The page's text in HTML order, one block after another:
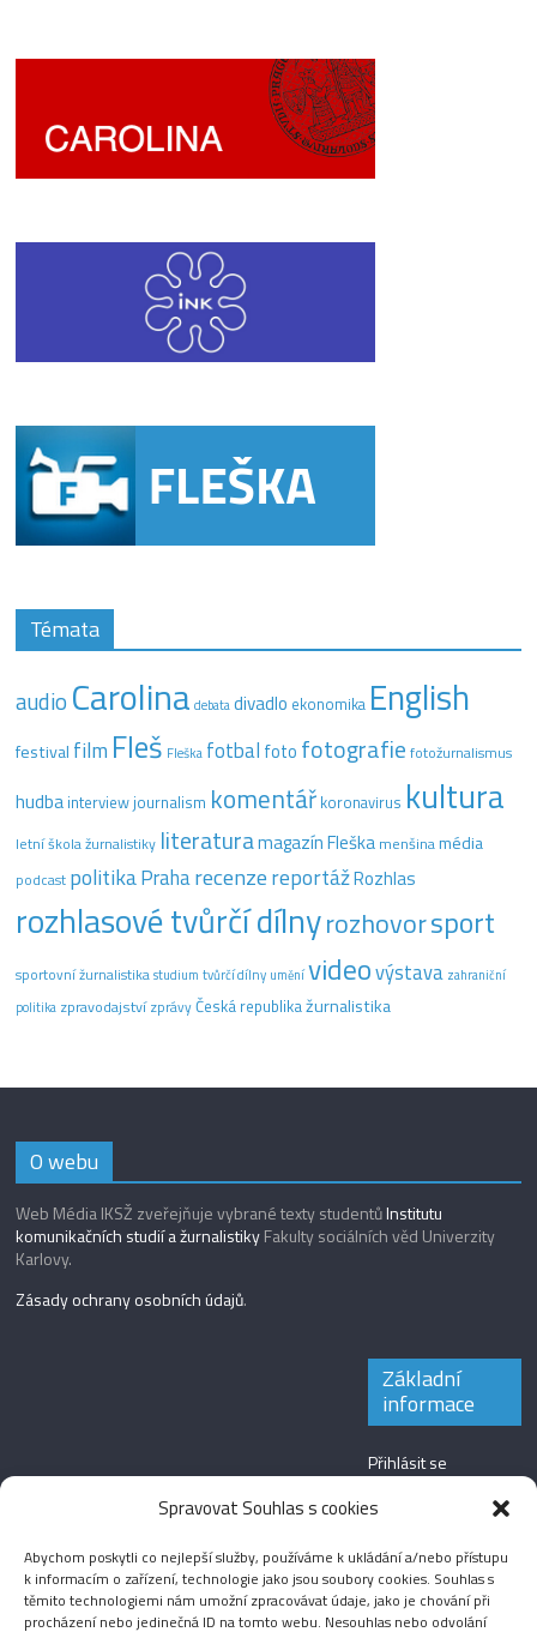
Spravovat Souhlas s cookies
Abychom poskytli co nejlepší služby, používáme k ukládání a/nebo přístupu
k informacím o zařízení, technologie jako jsou soubory cookies. Souhlas s
těmito technologiemi nám umožní zpracovávat údaje, jako je chování při
procházení nebo jedinečná ID na tomto webu. Nesouhlas nebo odvolání
Témata
audio Carolina debata divadlo ekonomika English
festival film Fleš Fleška fotbal foto fotografie fotožurnalismus
hudba interview journalism komentář koronavirus kultura
letní škola žurnalistiky literaturamagazín Fleška menšinamédia
podcast politikaPraharecenzereportážRozhlas
rozhlasové tvůrčí dílnyrozhovorsport
sportovní žurnalistika studium tvůrčí dílny uměnívideovýstava zahraniční
politika zpravodajstvízprávyČeská republikažurnalistika
O webu
Web Média IKSŽ zveřejňuje vybrané texty studentůInstitutu
komunikačních studií a žurnalistikyFakulty sociálních věd Univerzity
Karlovy.
Zásady ochrany osobních údajů.
Základní
informace
Přihlásit se
Zdroj kanálů
Kanál komentářů
Česká lokalizace